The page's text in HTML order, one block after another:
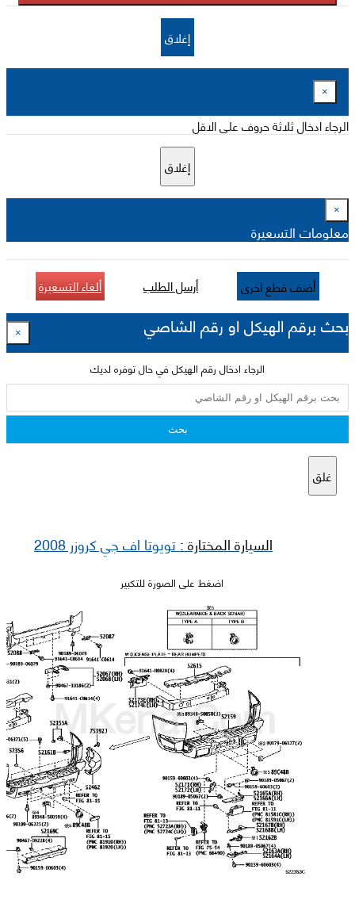
إغلاق
×
الرجاء ادخال ثلاثة حروف على الاقل
إغلاق
×
معلومات التسعيرة
أضف قطع اخرى أرسل الطلب ألغاء التسعيرة
بحث برقم الهيكل او رقم الشاصي ×
الرجاء ادخال رقم الهيكل في حال توفره لديك
بحث
غلق
السيارة المختارة :تويوتا اف جي كروزر 2008
اضغط على الصورة للتكبير